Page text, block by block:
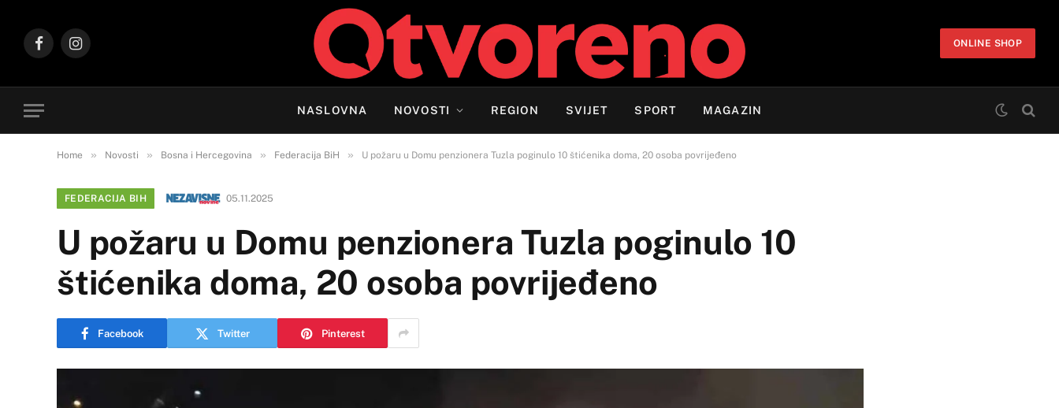
FacebookInstagram
ONLINE SHOP
NASLOVNA NOVOSTI REGION SVIJET SPORT MAGAZIN
Home » Novosti » Bosna i Hercegovina » Federacija BiH » U požaru u Domu penzionera Tuzla poginulo 10 štićenika doma, 20 osoba povrijeđeno
FEDERACIJA BIH 05.11.2025
U požaru u Domu penzionera Tuzla poginulo 10
štićenika doma, 20 osoba povrijeđeno
Facebook Twitter Pinterest